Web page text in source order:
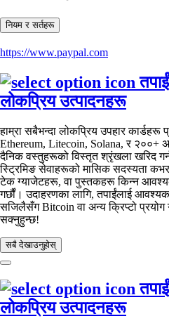
नियम र सर्तहरू
https://www.paypal.com
लोकप्रिय उत्पादनहरू
हाम्रा सबैभन्दा लोकप्रिय उपहार कार्डहरू
Ethereum, Litecoin, Solana, र २००+
दैनिक वस्तुहरूको विस्तृत श्रृंखला खरिद
स्ट्रिमिङ सेवाहरूको मासिक सदस्यता कभर
टेक ग्याजेटहरू, वा पुस्तकहरू किन्न
गर्छौं। उदाहरणका लागि, तपाईंलाई
सजिलैसँग Bitcoin वा अन्य क्रिप्टो प्रयोग
सक्नुहुन्छ!
सबै देखाउनुहोस्
लोकप्रिय उत्पादनहरू